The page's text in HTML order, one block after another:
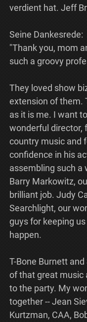
verdient hat. Jeff
Seine Dankesrede:
"Thank you, mom
such a groovy
They loved show
extension of them.
as it is me. I want
wonderful director,
country music and
confidence in his
assembling such a
Barry Markowitz,
brilliant job. Judy
Searchlight, our
guys for keeping
happen.
T-Bone Burnett
of that great music
to the party. My
together -- Jean
Kurtzman, CAA,